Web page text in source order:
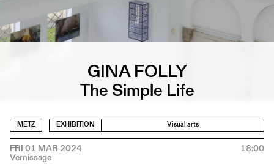
GINA FOLLY
The Simple Life
METZ EXHIBITION Visual arts
FRI 01 MAR 2024 18:00